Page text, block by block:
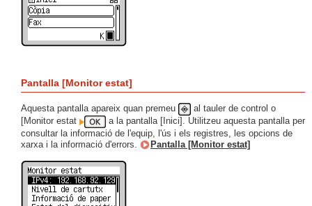
Pantalla [Monitor estat]
Aquesta pantalla apareix quan premeu
al tauler de control o
[Monitor estat
a la pantalla [Inici]. Utilitzeu aquesta pantalla per
consultar la informació de l'equip, l'ús i els registres, les opcions de
xarxa i la informació d'errors.
Pantalla [Monitor estat]